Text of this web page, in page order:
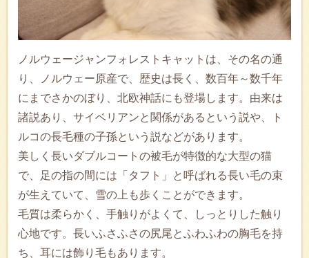
ノルウェージャンフォレストキャットは、その名の通
り、ノルウェー原産で、歴史は長く、数百年～数千年
にまでさかのぼり、北欧神話にも登場します。由来は
諸説あり、サイベリアンと関係があるという説や、ト
ルコの長毛種の子孫という説などがあります。
美しく長いダブルコートの被毛が特徴的な大型の猫
で、足の指の間には「タフト」と呼ばれる長い毛の束
が生えていて、雪の上も歩くことができます。
毛質は柔らかく、手触りがよくて、しっとりした触り
心地です。長いふさふさの尻尾とふわふわの胸毛を持
ち、耳には飾り毛もあります。